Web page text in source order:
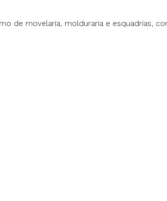
de movelaria, molduraria e esquadrias,